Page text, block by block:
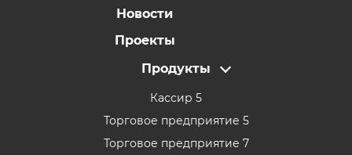
Новости
Проекты
Продукты
Кассир 5
Торговое предприятие 5
Торговое предприятие 7